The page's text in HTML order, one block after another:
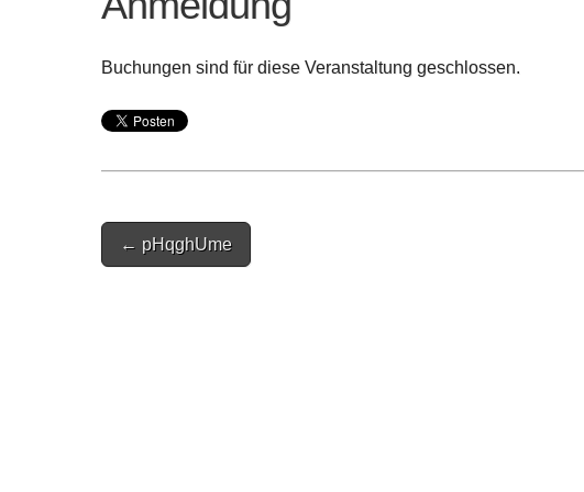
Buchungen sind für diese Veranstaltung geschlossen.
Post
navigation
← pHqghUme